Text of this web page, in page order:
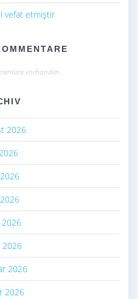
vefat etmiştir
vorhanden.
2026
2026
2026
2026
2026